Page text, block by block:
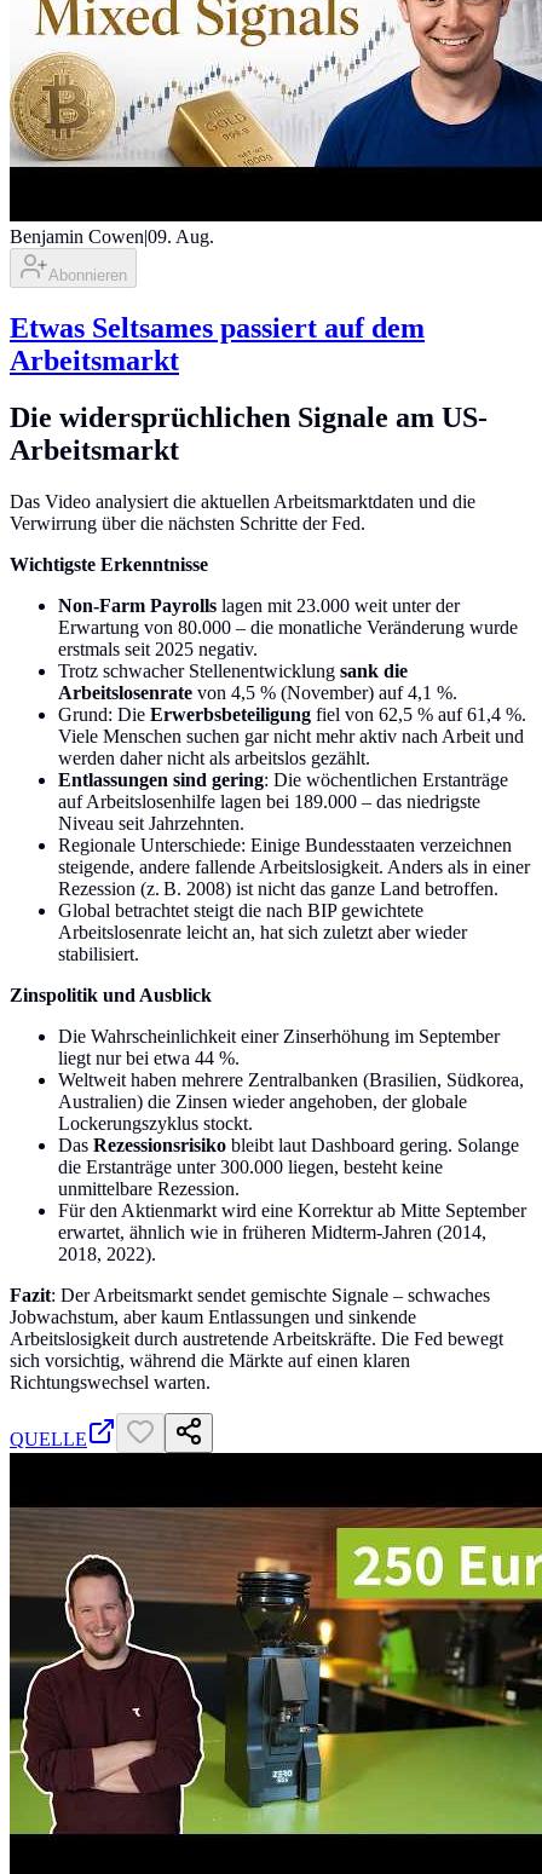
Benjamin Cowen09. Aug.
Abonnieren
Etwas Seltsames passiert auf dem
Arbeitsmarkt
Die widersprüchlichen Signale am US-
Arbeitsmarkt
Das Video analysiert die aktuellen Arbeitsmarktdaten und die
Verwirrung über die nächsten Schritte der Fed.
Wichtigste Erkenntnisse
Non-Farm Payrolls lagen mit 23.000 weit unter der
Erwartung von 80.000 – die monatliche Veränderung wurde
erstmals seit 2025 negativ.
Trotz schwacher Stellenentwicklung sank die
Arbeitslosenrate von 4,5 % (November) auf 4,1 %.
Grund: Die Erwerbsbeteiligung fiel von 62,5 % auf 61,4 %.
Viele Menschen suchen gar nicht mehr aktiv nach Arbeit und
werden daher nicht als arbeitslos gezählt.
Entlassungen sind gering: Die wöchentlichen Erstanträge
auf Arbeitslosenhilfe lagen bei 189.000 – das niedrigste
Niveau seit Jahrzehnten.
Regionale Unterschiede: Einige Bundesstaaten verzeichnen
steigende, andere fallende Arbeitslosigkeit. Anders als in einer
Rezession (z. B. 2008) ist nicht das ganze Land betroffen.
Global betrachtet steigt die nach BIP gewichtete
Arbeitslosenrate leicht an, hat sich zuletzt aber wieder
stabilisiert.
Zinspolitik und Ausblick
Die Wahrscheinlichkeit einer Zinserhöhung im September
liegt nur bei etwa 44 %.
Weltweit haben mehrere Zentralbanken (Brasilien, Südkorea,
Australien) die Zinsen wieder angehoben, der globale
Lockerungszyklus stockt.
Das Rezessionsrisiko bleibt laut Dashboard gering. Solange
die Erstanträge unter 300.000 liegen, besteht keine
unmittelbare Rezession.
Für den Aktienmarkt wird eine Korrektur ab Mitte September
erwartet, ähnlich wie in früheren Midterm-Jahren (2014,
2018, 2022).
Fazit: Der Arbeitsmarkt sendet gemischte Signale – schwaches
Jobwachstum, aber kaum Entlassungen und sinkende
Arbeitslosigkeit durch austretende Arbeitskräfte. Die Fed bewegt
sich vorsichtig, während die Märkte auf einen klaren
Richtungswechsel warten.
QUELLE